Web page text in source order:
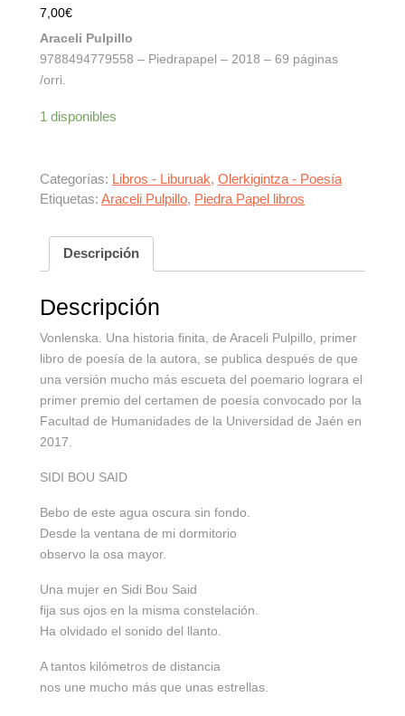
7,00€
Araceli Pulpillo
9788494779558 – Piedrapapel – 2018 – 69 páginas
/orri.
1 disponibles
Categorías: Libros - Liburuak, Olerkigintza - Poesía
Etiquetas: Araceli Pulpillo, Piedra Papel libros
Descripción
Descripción
Vonlenska. Una historia finita, de Araceli Pulpillo, primer
libro de poesía de la autora, se publica después de que
una versión mucho más escueta del poemario lograra el
primer premio del certamen de poesía convocado por la
Facultad de Humanidades de la Universidad de Jaén en
2017.
SIDI BOU SAID
Bebo de este agua oscura sin fondo.
Desde la ventana de mi dormitorio
observo la osa mayor.
Una mujer en Sidi Bou Said
fija sus ojos en la misma constelación.
Ha olvidado el sonido del llanto.
A tantos kilómetros de distancia
nos une mucho más que unas estrellas.